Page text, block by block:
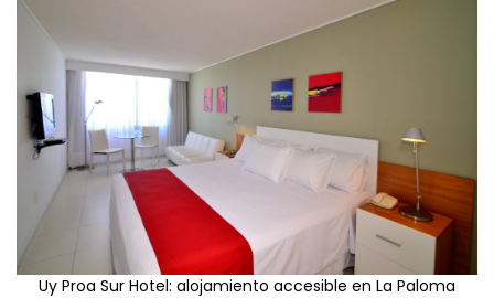
Uy Proa Sur Hotel: alojamiento accesible en La Paloma